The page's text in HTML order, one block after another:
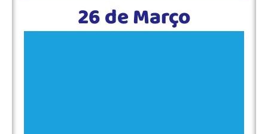
26 de Março